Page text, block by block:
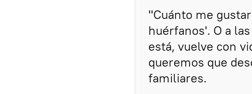
"Cuánto me
huérfanos'. O a
está, vuelve con
queremos que
familiares.